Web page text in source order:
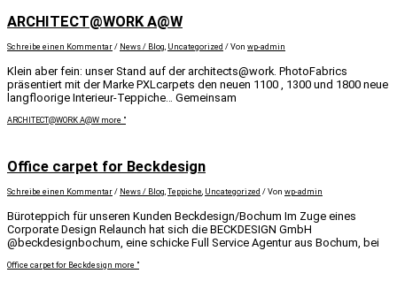
ARCHITECT@WORK A@W
Schreibe einen Kommentar / News / Blog, Uncategorized / Von wp-admin
Klein aber fein: unser Stand auf der architects@work. PhotoFabrics
präsentiert mit der Marke PXLcarpets den neuen 1100 , 1300 und 1800 neue
langfloorige Interieur-Teppiche… Gemeinsam
ARCHITECT@WORK A@W more "
Office carpet for Beckdesign
Schreibe einen Kommentar / News / Blog, Teppiche, Uncategorized / Von wp-admin
Büroteppich für unseren Kunden Beckdesign/Bochum Im Zuge eines
Corporate Design Relaunch hat sich die BECKDESIGN GmbH
@beckdesignbochum, eine schicke Full Service Agentur aus Bochum, bei
Office carpet for Beckdesign more "